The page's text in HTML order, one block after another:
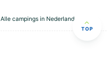
Alle campings in Nederland
TOP